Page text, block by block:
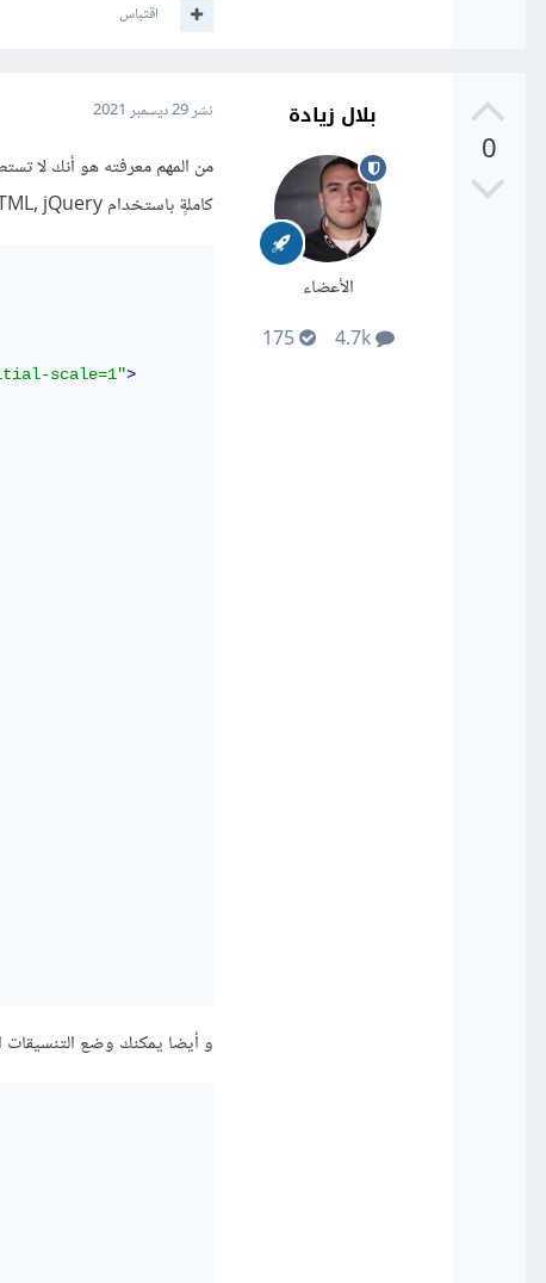
اقتباس
0
بلال زيادة
الأعضاء
4.7k
175
نشر29 ديسمبر 2021
كاملةٍ باستخدام CSS , HTML, jQuery فيمكنك إنشاء كود HTML بهذا الشكل
scale=1">
و أيضا يمكنك وضع التنسيقات